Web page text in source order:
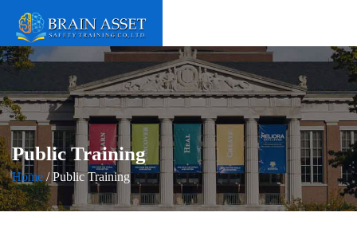
Public Training
Home/ Public Training